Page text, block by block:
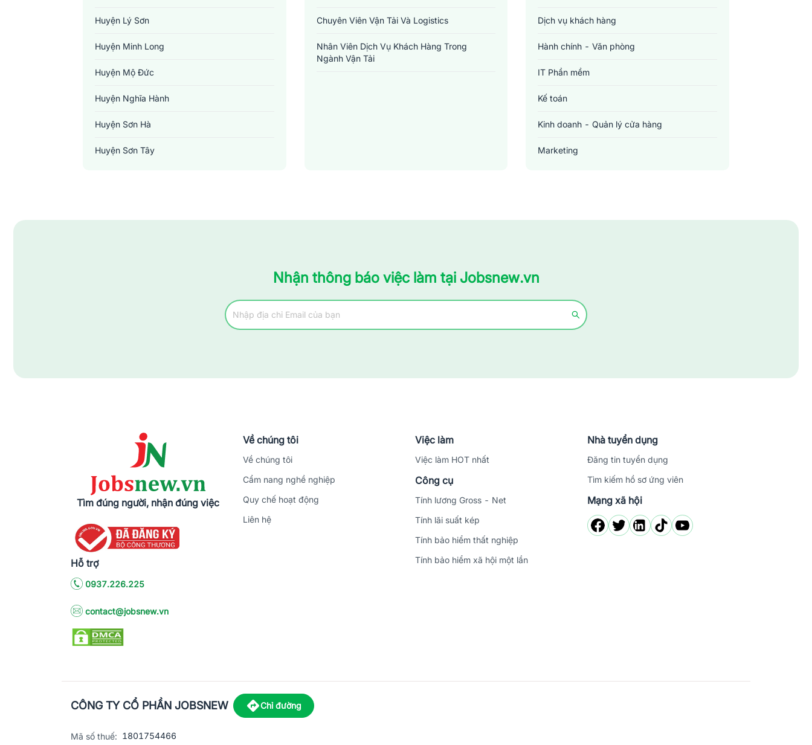
Huyện Lý Sơn
Huyện Minh Long
Huyện Mộ Đức
Huyện Nghĩa Hành
Huyện Sơn Hà
Huyện Sơn Tây
Chuyên Viên Vận Tải Và Logistics
Nhân Viên Dịch Vụ Khách Hàng Trong
Ngành Vận Tải
Dịch vụ khách hàng
Hành chính - Văn phòng
IT Phần mềm
Kế toán
Kinh doanh - Quản lý cửa hàng
Marketing
Nhận thông báo việc làm tại Jobsnew.vn
Tìm đúng người, nhận đúng việc
Hỗ trợ
0937.226.225
contact@jobsnew.vn
Về chúng tôi
Về chúng tôi
Cẩm nang nghề nghiệp
Quy chế hoạt động
Liên hệ
Việc làm
Việc làm HOT nhất
Công cụ
Tính lương Gross - Net
Tính lãi suất kép
Tính bảo hiểm thất nghiệp
Tính bảo hiểm xã hội một lần
Nhà tuyển dụng
Đăng tin tuyển dụng
Tìm kiếm hồ sơ ứng viên
Mạng xã hội
CÔNG TY CỔ PHẦN JOBSNEW Chỉ đường
Mã số thuế: 1801754466